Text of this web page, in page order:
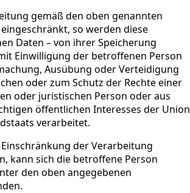
gemäß den oben genannten
so werden diese
Daten – von ihrer Speicherung
Einwilligung der betroffenen Person
Ausübung oder Verteidigung
oder zum Schutz der Rechte einer
oder juristischen Person oder aus
öffentlichen Interesses der Union
verarbeitet.
der Verarbeitung
kann sich die betroffene Person
den oben angegebenen